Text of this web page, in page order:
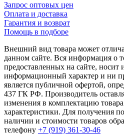
Запрос оптовых цен
Оплата и доставка
Гарантия и возврат
Помощь в подборе
Внешний вид товара может
данном сайте. Вся информация о
предоставленных на сайте, носит
информационный характер и ни
является публичной офертой,
437 ГК РФ. Производитель
изменения в комплектацию
характеристики. Для получения
наличии и стоимости товаров
телефону +7 (919) 361-30-46